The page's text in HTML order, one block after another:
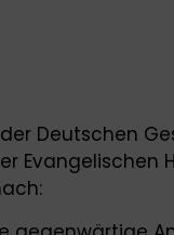
Deutschen
Evangelischen